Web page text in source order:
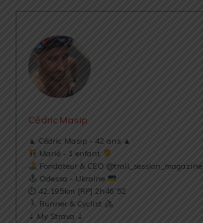
Cédric Masip
▲ Cédric Masip - 42 ans ▲
Marié - 1 enfant
Fondateur & CEO @trail_session_magazine
Odessa - Ukraine
⏱ 42.195km [RP] 2h46’52
Runner & Cyclist
⇣ My Strava ⇣